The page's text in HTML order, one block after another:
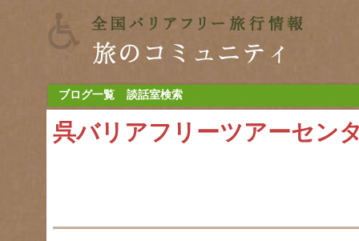
ブログ一覧 談話室検索
呉バリアフリーツアーセン